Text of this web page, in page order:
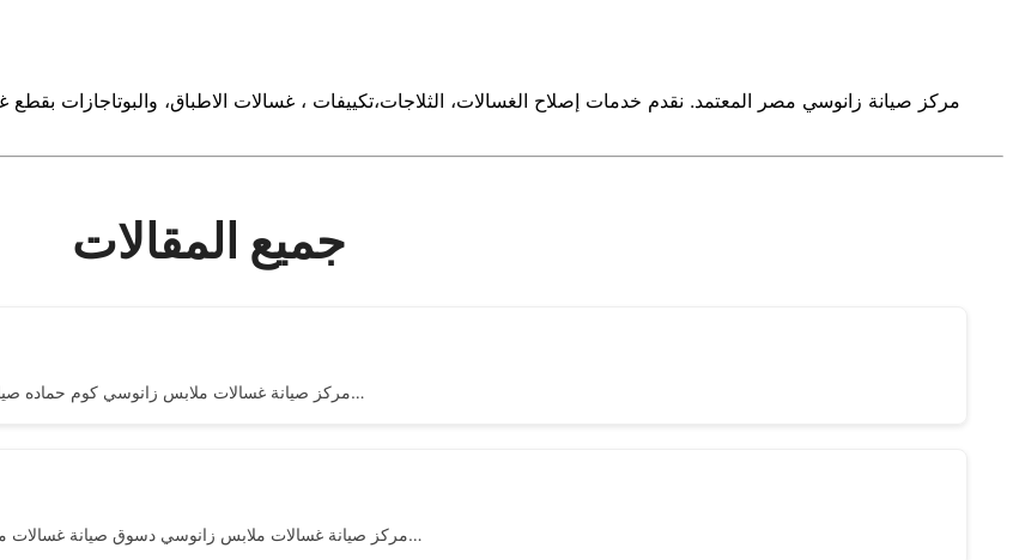
مركز صيانة زانوسي مصر المعتمد. نقدم خدمات إصلاح الغسالات، الثلاجات،تكييفات ، غسالات الاطباق، والبوتاجازات
جميع المقالات
مركز صيانة غسالات ملابس زانوسي كوم حماده صيانة غسالات ملابس زانوسي كوم حماده اهلا ومرحبا بكم فى مركز صيانة اجهزة…
مركز صيانة غسالات ملابس زانوسي دسوق صيانة غسالات ملابس زانوسي دسوق اهلا ومرحبا بكم فى مركز صيانة اجهزة زانوسي المنزلية…